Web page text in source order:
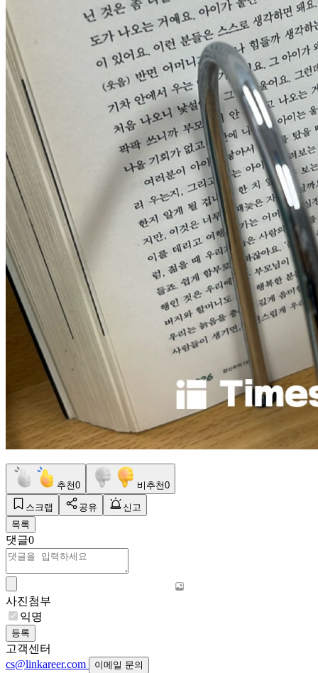
추천0 비추천0
스크랩 공유
신고
목록
댓글0
사진첨부
익명
등록
고객센터
cs@linkareer.com
이메일 문의